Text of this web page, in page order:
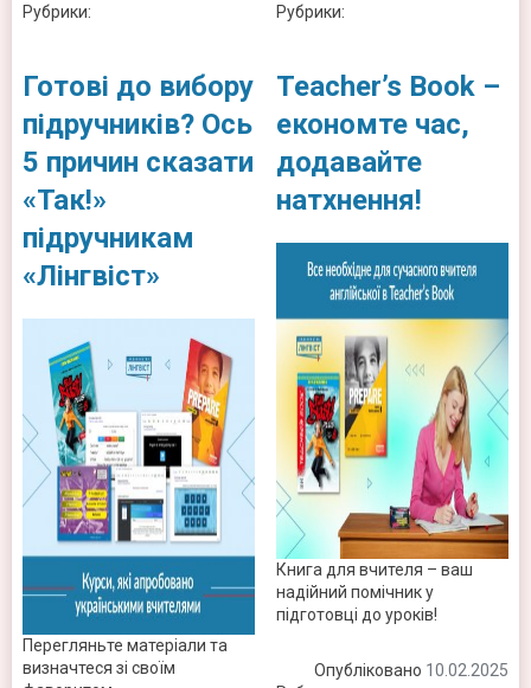
Рубрики:
Рубрики:
Готові до вибору
підручників? Ось
5 причин сказати
«Так!»
підручникам
«Лінгвіст»
Перегляньте матеріали та
визначтеся зі своїм
Teacher’s Book –
економте час,
додавайте
натхнення!
Книга для вчителя – ваш
надійний помічник у
підготовці до уроків!
Опубліковано 10.02.2025